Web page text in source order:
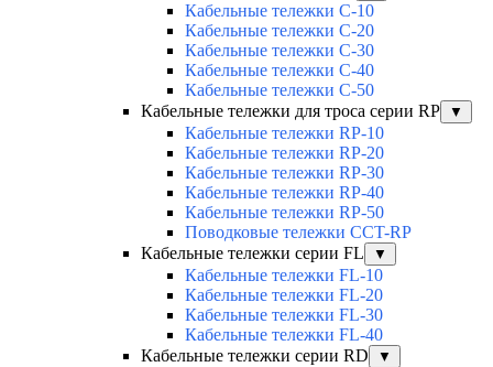
Кабельные тележки С-10
Кабельные тележки С-20
Кабельные тележки С-30
Кабельные тележки С-40
Кабельные тележки С-50
Кабельные тележки для троса серии RP
▼
Кабельные тележки RP-10
Кабельные тележки RP-20
Кабельные тележки RP-30
Кабельные тележки RP-40
Кабельные тележки RP-50
Поводковые тележки CCT-RP
Кабельные тележки серии FL
▼
Кабельные тележки FL-10
Кабельные тележки FL-20
Кабельные тележки FL-30
Кабельные тележки FL-40
Кабельные тележки серии RD
▼